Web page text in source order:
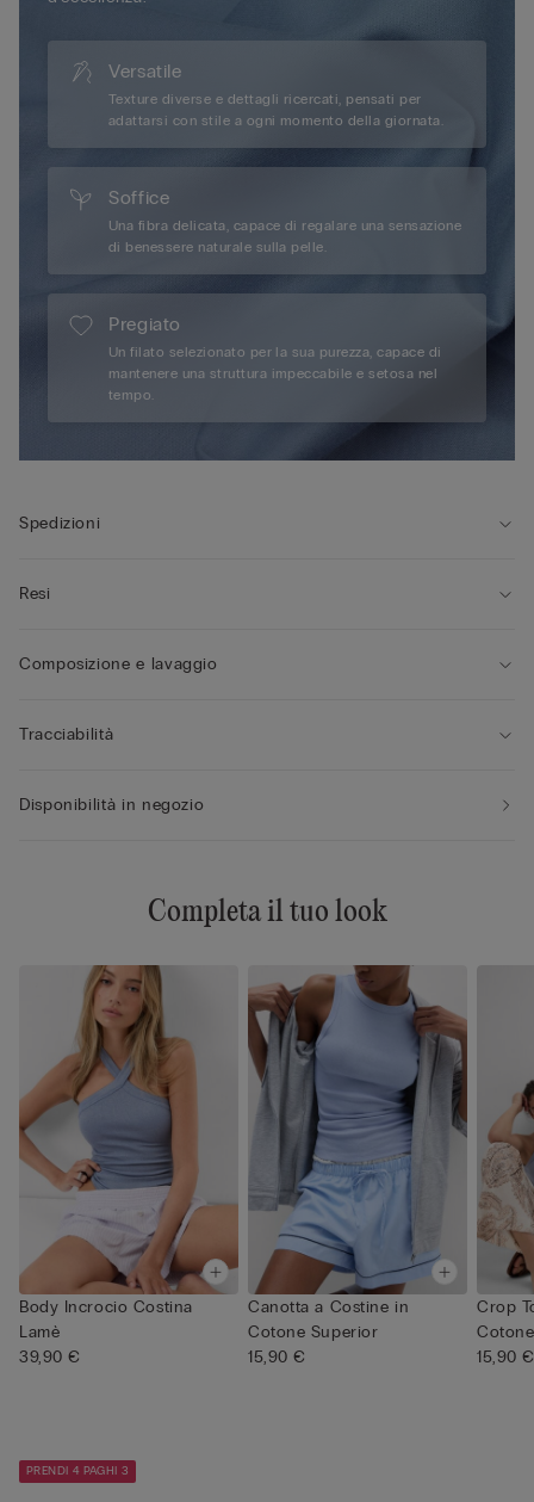
Versatile
Texture diverse e dettagli ricercati, pensati per
adattarsi con stile a ogni momento della giornata.
Soffice
Una fibra delicata, capace di regalare una sensazione
di benessere naturale sulla pelle.
Pregiato
Un filato selezionato per la sua purezza, capace di
mantenere una struttura impeccabile e setosa nel
tempo.
Spedizioni
Resi
Composizione e lavaggio
Tracciabilità
Disponibilità in negozio
Completa il tuo look
Body Incrocio Costina
Lamè
39,90 €
Canotta a Costine in
Cotone Superior
15,90 €
Crop
15,90 €
PRENDI 4 PAGHI 3